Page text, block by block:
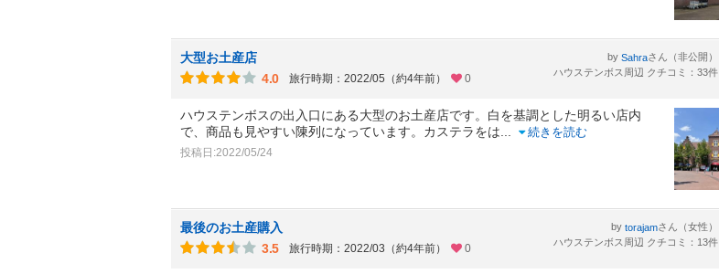
大型お土産店
4.0
旅行時期：2022/05（約4年前） 0
by Sahraさん（非公開）
ハウステンボス周辺 クチコミ：33件
ハウステンボスの出入口にある大型のお土産店です。白を基調とした明るい店内
で、商品も見やすい陳列になっています。カステラをは
続きを読む
投稿日:2022/05/24
最後のお土産購入
3.5
旅行時期：2022/03（約4年前） 0
by torajamさん（女性）
ハウステンボス周辺 クチコミ：13件